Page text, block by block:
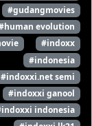
#gudangmovies
evolution
#indoxx
#indonesia
#indoxxi.net semi
#indoxxi ganool
indonesia